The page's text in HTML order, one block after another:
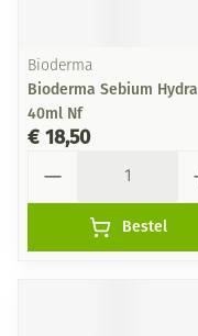
Bioderma
Bioderma Sebium Hydra
40ml Nf
€ 18,50
Bestel